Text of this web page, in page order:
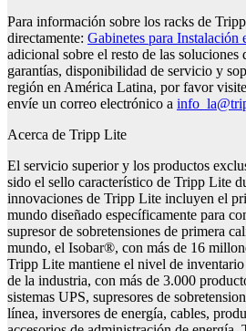
Para información sobre los racks de
directamente: Gabinetes para Instalación
adicional sobre el resto de las soluciones
garantías, disponibilidad de servicio y
región en América Latina, por favor visite
envíe un correo electrónico a
Acerca de Tripp Lite
El servicio superior y los productos
sido el sello característico de Tripp Lite
innovaciones de Tripp Lite incluyen el
mundo diseñado específicamente para
supresor de sobretensiones de primera
mundo, el Isobar®, con más de 16
Tripp Lite mantiene el nivel de
de la industria, con más de 3.000
sistemas UPS, supresores de
línea, inversores de energía, cables,